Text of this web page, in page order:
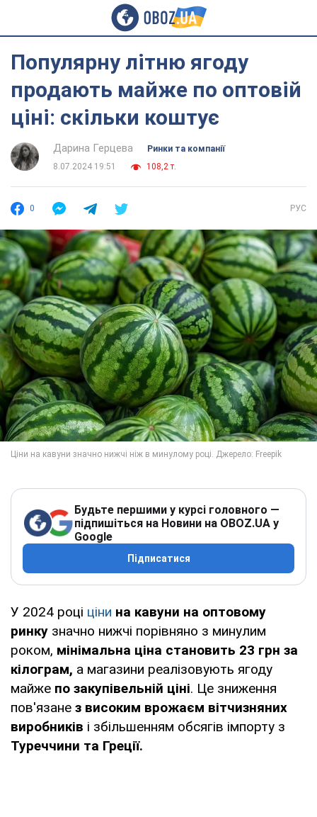
Популярну літню ягоду
продають майже по оптовій
ціні: скільки коштує
Дарина Герцева
Ринки та компанії
8.07.2024 19:51
108,2 т.
0 РУС
Будьте першими у курсі головного —
підпишіться на Новини на OBOZ.UA у
Google
Підписатися
У 2024 році ціни на кавуни на оптовому
ринку значно нижчі порівняно з минулим
роком, мінімальна ціна становить 23 грн за
кілограм, а магазини реалізовують ягоду
майже по закупівельній ціні. Це зниження
пов'язане з високим врожаєм вітчизняних
виробників і збільшенням обсягів імпорту з
Туреччини та Греції.